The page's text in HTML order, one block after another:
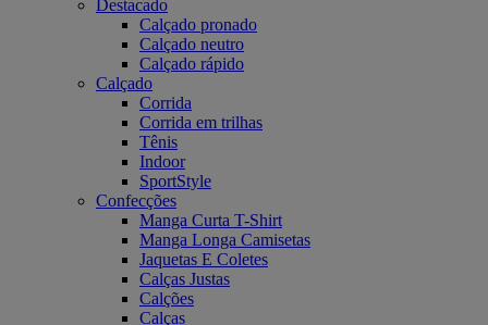
Destacado
Calçado pronado
Calçado neutro
Calçado rápido
Calçado
Corrida
Corrida em trilhas
Tênis
Indoor
SportStyle
Confecções
Manga Curta T-Shirt
Manga Longa Camisetas
Jaquetas E Coletes
Calças Justas
Calções
Calças